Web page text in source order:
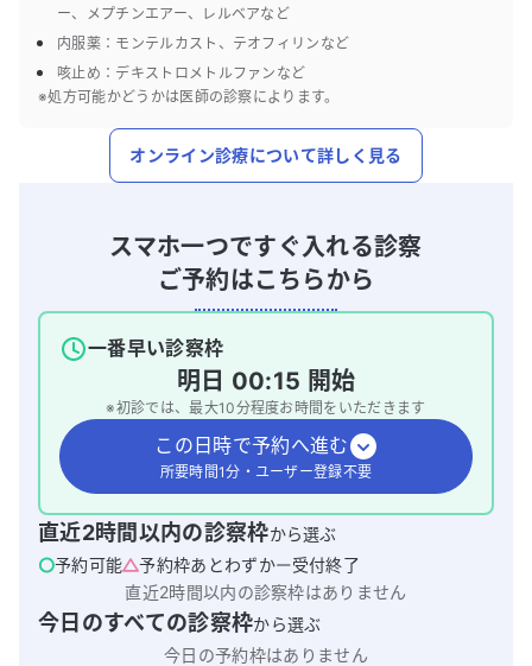
ー、メプチンエアー、レルベアなど
内服薬：モンテルカスト、テオフィリンなど
咳止め：デキストロメトルファンなど
※処方可能かどうかは医師の診察によります。
オンライン診療について詳しく見る
スマホ一つですぐ入れる診察
ご予約はこちらから
一番早い診察枠
明日 00:15 開始
※初診では、最大10分程度お時間をいただきます
この日時で予約へ進む
所要時間1分・ユーザー登録不要
直近2時間以内の診察枠から選ぶ
予約可能
予約枠あとわずか
受付終了
直近2時間以内の診察枠はありません
今日のすべての診察枠から選ぶ
今日の予約枠はありません